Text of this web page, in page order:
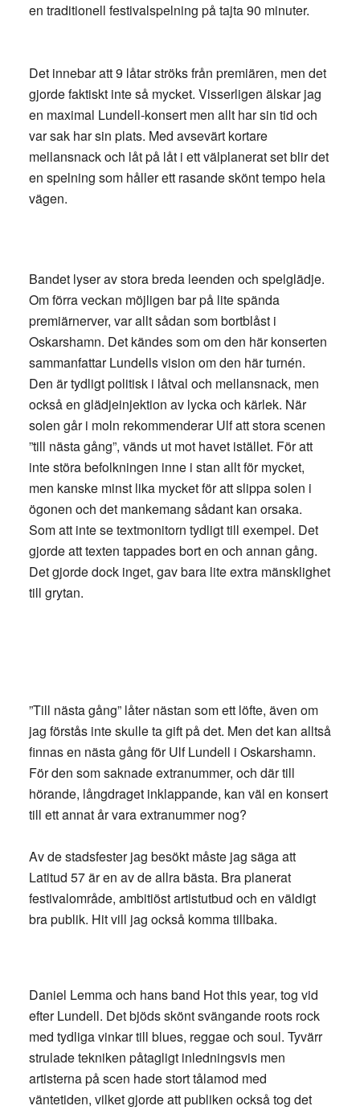
en traditionell festivalspelning på tajta 90 minuter.
Det innebar att 9 låtar ströks från premiären, men det
gjorde faktiskt inte så mycket. Visserligen älskar jag
en maximal Lundell-konsert men allt har sin tid och
var sak har sin plats. Med avsevärt kortare
mellansnack och låt på låt i ett välplanerat set blir det
en spelning som håller ett rasande skönt tempo hela
vägen.
Bandet lyser av stora breda leenden och spelglädje.
Om förra veckan möjligen bar på lite spända
premiärnerver, var allt sådan som bortblåst i
Oskarshamn. Det kändes som om den här konserten
sammanfattar Lundells vision om den här turnén.
Den är tydligt politisk i låtval och mellansnack, men
också en glädjeinjektion av lycka och kärlek. När
solen går i moln rekommenderar Ulf att stora scenen
”till nästa gång”, vänds ut mot havet istället. För att
inte störa befolkningen inne i stan allt för mycket,
men kanske minst lika mycket för att slippa solen i
ögonen och det mankemang sådant kan orsaka.
Som att inte se textmonitorn tydligt till exempel. Det
gjorde att texten tappades bort en och annan gång.
Det gjorde dock inget, gav bara lite extra mänsklighet
till grytan.
”Till nästa gång” låter nästan som ett löfte, även om
jag förstås inte skulle ta gift på det. Men det kan alltså
finnas en nästa gång för Ulf Lundell i Oskarshamn.
För den som saknade extranummer, och där till
hörande, långdraget inklappande, kan väl en konsert
till ett annat år vara extranummer nog?
Av de stadsfester jag besökt måste jag säga att
Latitud 57 är en av de allra bästa. Bra planerat
festivalområde, ambitiöst artistutbud och en väldigt
bra publik. Hit vill jag också komma tillbaka.
Daniel Lemma och hans band Hot this year, tog vid
efter Lundell. Det bjöds skönt svängande roots rock
med tydliga vinkar till blues, reggae och soul. Tyvärr
strulade tekniken påtagligt inledningsvis men
artisterna på scen hade stort tålamod med
väntetiden, vilket gjorde att publiken också tog det